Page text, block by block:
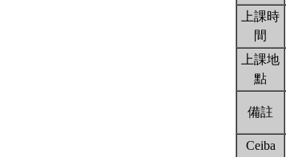
上課時
間
上課地
點
備註
Ceiba